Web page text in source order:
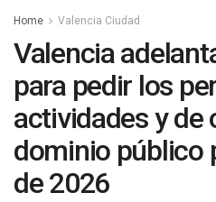
Home Valencia Ciudad
Valencia
para pedir los
actividades y de
dominio público
de 2026